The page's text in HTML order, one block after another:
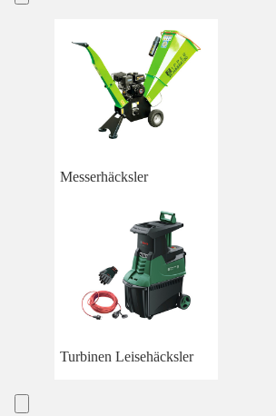
Messerhäcksler
Turbinen Leisehäcksler